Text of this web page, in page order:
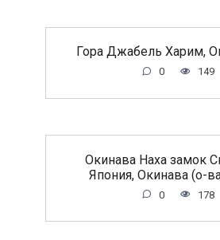
Гора Джабель Харим,
0 149
Окинава Наха замок
Япония, Окинава (о-
0 178